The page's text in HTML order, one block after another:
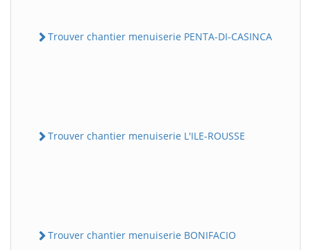
Trouver chantier menuiserie PENTA-DI-CASINCA
Trouver chantier menuiserie L'ILE-ROUSSE
Trouver chantier menuiserie BONIFACIO